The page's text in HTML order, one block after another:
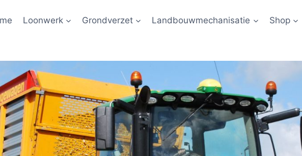
Loonwerk Grondverzet Landbouwmechanisatie Shop